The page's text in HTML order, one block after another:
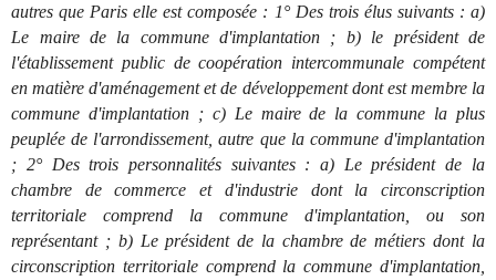
autres que Paris elle est composée : 1° Des trois élus suivants : a)
Le maire de la commune d'implantation ; b) le président de
l'établissement public de coopération intercommunale compétent
en matière d'aménagement et de développement dont est membre la
commune d'implantation ; c) Le maire de la commune la plus
peuplée de l'arrondissement, autre que la commune d'implantation
; 2° Des trois personnalités suivantes : a) Le président de la
chambre de commerce et d'industrie dont la circonscription
territoriale comprend la commune d'implantation, ou son
représentant ; b) Le président de la chambre de métiers dont la
circonscription territoriale comprend la commune d'implantation,